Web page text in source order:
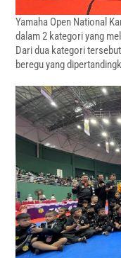
Yamaha Open National
dalam 2 kategori yang
Dari dua kategori
beregu yang